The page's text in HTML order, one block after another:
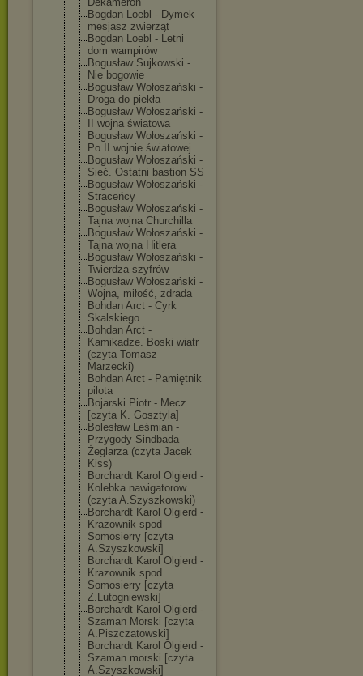
Bogdan Loebl - Dymek
mesjasz zwierząt
Bogdan Loebl - Letni
dom wampirów
Bogusław Sujkowski -
Nie bogowie
Bogusław Wołoszański -
Droga do piekła
Bogusław Wołoszański -
II wojna światowa
Bogusław Wołoszański -
Po II wojnie światowej
Bogusław Wołoszański -
Sieć. Ostatni bastion SS
Bogusław Wołoszański -
Straceńcy
Bogusław Wołoszański -
Tajna wojna Churchilla
Bogusław Wołoszański -
Tajna wojna Hitlera
Bogusław Wołoszański -
Twierdza szyfrów
Bogusław Wołoszański -
Wojna, miłość, zdrada
Bohdan Arct - Cyrk
Skalskiego
Bohdan Arct -
Kamikadze. Boski wiatr
(czyta Tomasz
Marzecki)
Bohdan Arct - Pamiętnik
pilota
Bojarski Piotr - Mecz
[czyta K. Gosztyla]
Bolesław Leśmian -
Przygody Sindbada
Żeglarza (czyta Jacek
Kiss)
Borchardt Karol Olgierd -
Kolebka nawigatorow
(czyta A.Szyszkowski)
Borchardt Karol Olgierd -
Krazownik spod
Somosierry [czyta
A.Szyszkowski]
Borchardt Karol Olgierd -
Krazownik spod
Somosierry [czyta
Z.Lutogniewski]
Borchardt Karol Olgierd -
Szaman Morski [czyta
A.Piszczatowski]
Borchardt Karol Olgierd -
Szaman morski [czyta
A.Szyszkowski]